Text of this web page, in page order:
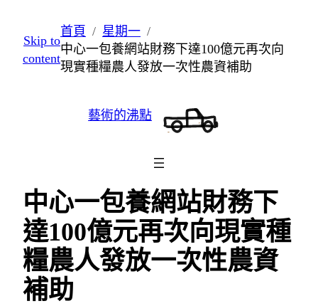
至
主
Skip to
content
首頁
星期一
中心一包養網站財務下達100億元再次向
現實種糧農人發放一次性農資補助
藝術的沸點
中心一包養網站財務下
達100億元再次向現實種
糧農人發放一次性農資
補助